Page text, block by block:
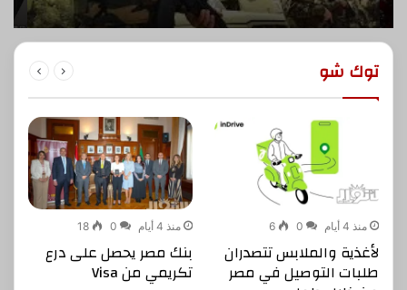
توك شو
منذ 4 أيام 0
6
لأغذية والملابس تتصدران
طلبات التوصيل في مصر
منذ 4 أيام 0
18
بنك مصر يحصل على درع
تكريمي من Visa